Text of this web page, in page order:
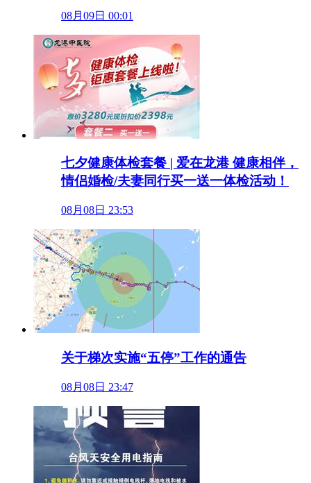
08月09日 00:01
七夕健康体检套餐 | 爱在龙港 健康相伴，
情侣婚检/夫妻同行买一送一体检活动！
08月08日 23:53
关于梯次实施“五停”工作的通告
08月08日 23:47